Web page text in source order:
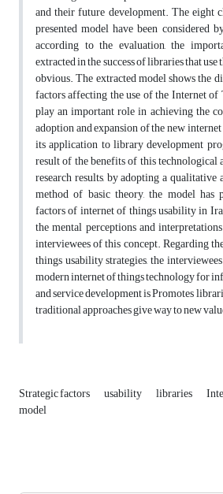
and their future development. The eight
presented model have been considered
according to the evaluation, the
extracted in the success of libraries that
obvious. The extracted model shows the
factors affecting the use of the Internet
play an important role in achieving the
adoption and expansion of the new
its application to library development
result of the benefits of this technological
research results, by adopting a qualitative
method of basic theory, the model has
factors of internet of things usability in
the mental perceptions and
interviewees of this concept. Regarding
things usability strategies, the
modern internet of things technology for
and service development is Promotes
traditional approaches give way to new
Strategic factors usability libraries
model